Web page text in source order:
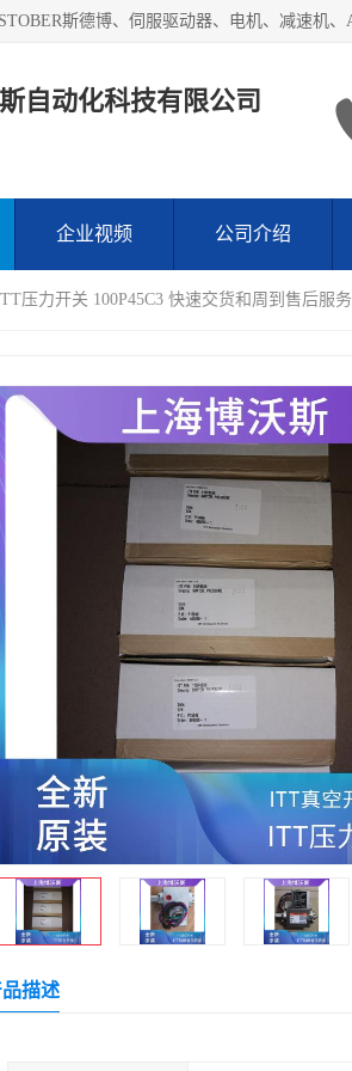
自动化科技有限公司
企业视频 公司介绍
压力开关 100P45C3 快速交货和周到售后服务
描述